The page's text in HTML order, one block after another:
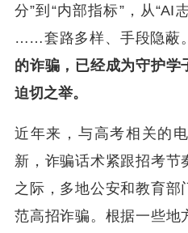
分”到“内部指标”，从“AI
……套路多样、手段隐蔽
的诈骗，已经成为守护学
迫切之举。
近年来，与高考相关的
新，诈骗话术紧跟招考节
之际，多地公安和教育
范高招诈骗。根据一些地